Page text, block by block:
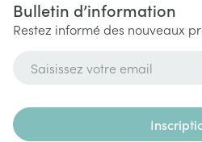
Bulletin d’information
Restez informé des nouveaux